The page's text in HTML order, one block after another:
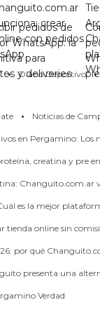
crear
con pedidos
pedidos de
WhatsApp: la
para
y deliveries
· Diario Deportivo ·
· Noticias de
en Pergamino: Los
creatina y pre
Changuito.com.ar
es la mejor
tienda online sin
por qué
presenta una
Verdad